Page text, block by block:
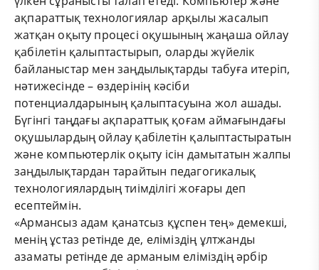
ақпараттық технологиялар арқылы жасалып
жатқан оқыту процесі оқушының жаңаша ойлау
қабілетін қалыптастырып, оларды жүйелік
байланыстар мен заңдылықтарды табуға итеріп,
нәтижесінде – өздерінің кәсіби
потенциалдарының қалыптасуына жол ашады.
Бүгінгі таңдағы ақпараттық қоғам аймағындағы
оқушылардың ойлау қабілетін қалыптастыратын
және компьютерлік оқыту ісін дамытатын жалпы
заңдылықтардан тарайтын педагогикалық
технологиялардың тиімділігі жоғары деп
есептеймін.
«Армансыз адам қанатсыз құспен тең» демекші,
менің ұстаз ретінде де, еліміздің ұлтжанды
азаматы ретінде де арманым еліміздің әрбір